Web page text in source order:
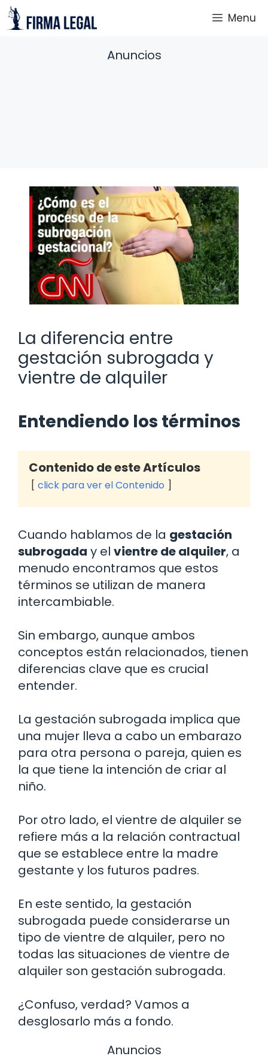
Saltar
al
Menu
Anuncios
La diferencia entre
gestación subrogada y
vientre de alquiler
Entendiendo los términos
Contenido de este Artículos
click para ver el Contenido
Cuando hablamos de la gestación
subrogada y el vientre de alquiler, a
menudo encontramos que estos
términos se utilizan de manera
intercambiable.
Sin embargo, aunque ambos
conceptos están relacionados, tienen
diferencias clave que es crucial
entender.
La gestación subrogada implica que
una mujer lleva a cabo un embarazo
para otra persona o pareja, quien es
la que tiene la intención de criar al
niño.
Por otro lado, el vientre de alquiler se
refiere más a la relación contractual
que se establece entre la madre
gestante y los futuros padres.
En este sentido, la gestación
subrogada puede considerarse un
tipo de vientre de alquiler, pero no
todas las situaciones de vientre de
alquiler son gestación subrogada.
¿Confuso, verdad? Vamos a
desglosarlo más a fondo.
Anuncios